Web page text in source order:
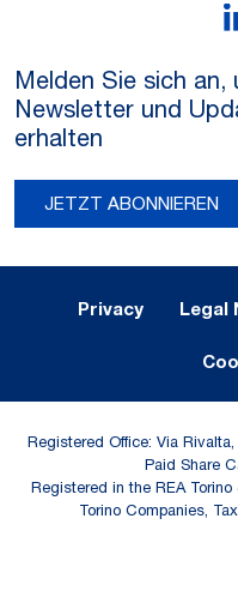
Melden Sie sich an,
Newsletter und
erhalten
JETZT ABONNIEREN
Privacy Legal
Registered Office: Via
Paid Share
Registered in the REA
Torino Companies,